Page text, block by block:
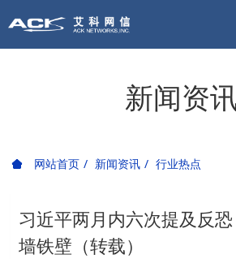
新闻资
网站首页 新闻资讯 行业热点
习近平两月内六次提及反
墙铁壁（转载）